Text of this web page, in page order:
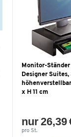
Monitor-Ständer
Designer
x H 11 cm
nur 26,39
pro St.